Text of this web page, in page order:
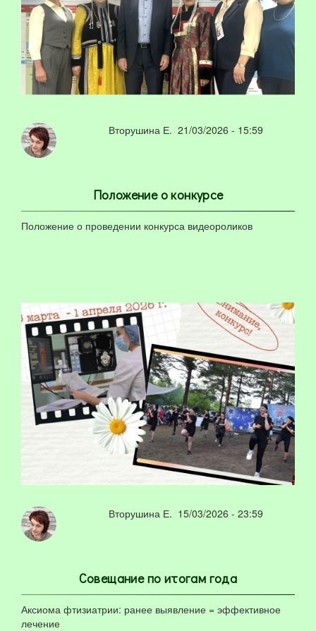
Вторушина Е. 21/03/2026 - 15:59
Положение о конкурсе
Положение о проведении конкурса видеороликов
Вторушина Е. 15/03/2026 - 23:59
Совещание по итогам года
Аксиома фтизиатрии: ранее выявление = эффективное
лечение